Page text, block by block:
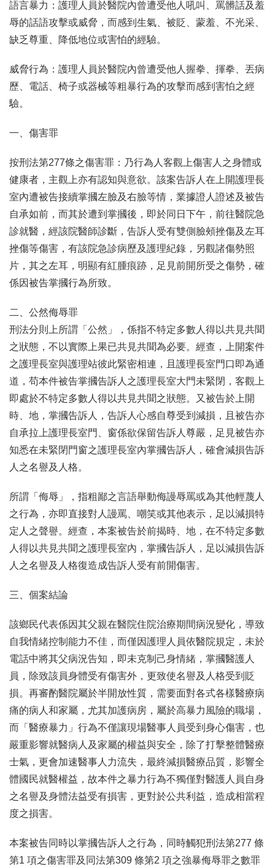
語言暴力：護理人員於醫院內曾遭受他人吼叫、罵髒話及羞
辱的話語攻擊或威脅，而感到生氣、被貶、蒙羞、不光采、
缺乏尊重、降低地位或害怕的經驗。
威脅行為：護理人員於醫院內曾遭受他人握拳、揮拳、丟病
歷、電話、椅子或器械等粗暴行為的攻擊而感到害怕之經
驗。
一、傷害罪
按刑法第277條之傷害罪：乃行為人客觀上傷害人之身體或
健康者，主觀上亦有認知與意欲。該案告訴人在上開護理長
室內遭被告接續掌摑左臉及右臉等情，業據證人證述及被告
自承如前，而其於遭到掌摑後，即於同日下午，前往醫院急
診就醫，經該院醫師診斷，告訴人受有雙側臉頰挫傷及左耳
挫傷等傷害，有該院急診病歷及護理紀錄，另觀諸傷勢照
片，其之左耳，明顯有紅腫痕跡，足見前開所受之傷勢，確
係因被告掌摑行為所致。
二、公然侮辱罪
刑法分則上所謂「公然」，係指不特定多數人得以共見共聞
之狀態，不以實際上果已共見共聞為必要。經查，上開案件
之護理長室與護理站彼此緊密相連，且護理長室門口即為通
道，苟本件被告掌摑告訴人之護理長室大門未緊閉，客觀上
即處於不特定多數人得以共見共聞之狀態。又被告於上開
時、地，掌摑告訴人，告訴人心感自尊受到減損，且被告亦
自承拉上護理長室門、窗係欲保留告訴人尊嚴，足見被告亦
知悉在未緊閉門窗之護理長室內掌摑告訴人，確會減損告訴
人之名譽及人格。
所謂「侮辱」，指粗鄙之言語舉動侮謾辱罵或為其他輕蔑人
之行為，亦即直接對人謾罵、嘲笑或其他表示，足以減損特
定人之聲譽。經查，本案被告於前揭時、地，在不特定多數
人得以共見共聞之護理長室內，掌摑告訴人，足以減損告訴
人之名譽及人格復造成告訴人受有前開傷害。
三、個案結論
該鄉民代表係因其父親在醫院住院治療期間病況變化，導致
自我情緒控制能力不佳，而僅因護理人員依醫院規定，未於
電話中將其父病況告知，即未克制己身情緒，掌摑醫護人
員，除致該員身體受有傷害外，更致使名譽及人格受到貶
損。再審酌醫院屬於半開放性質，需要面對各式各樣醫療病
痛的病人和家屬，尤其加護病房，屬於高暴力風險的職場，
而「醫療暴力」行為不僅讓現場醫事人員受到身心傷害，也
嚴重影響就醫病人及家屬的權益與安全，除了打擊整體醫療
士氣，更會加速醫事人力流失，最終減損醫療品質，影響全
體國民就醫權益，故本件之暴力行為不獨僅對醫護人員自身
之名譽及身體法益受有損害，更對於公共利益，造成相當程
度之損害。
本案被告同時以掌摑告訴人之行為，同時觸犯刑法第277 條
第1 項之傷害罪及同法第309 條第2 項之強暴侮辱罪之數罪